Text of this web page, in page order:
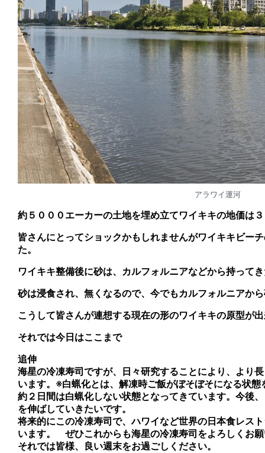
アラワイ運河
約５０００エーカーの土地を埋め立てワイキキの地価は
皆さんにとってショックかもしれませんがワイキキビー
た。
ワイキキ整備後に砂は、カルフォルニアなどから持って
砂は浸食され、無くなるので、今でもカルフォルニアか
こうして皆さんが連想する現在の形のワイキキの原型が
それでは今日はここまで
追伸
海星の冷凍寿司ですが、日々研究することにより、より
います。※白蝋化とは、解凍時ご飯がぼそぼそになる状
約２日間は白蝋化しない状態となってきています。今後
を伸ばしていきたいです。
将来的にこの冷凍寿司で、ハワイなど世界の日本食レス
います。 ぜひこれからも海星の冷凍寿司をよろしくお
それでは皆様、良い週末をお過ごしください。